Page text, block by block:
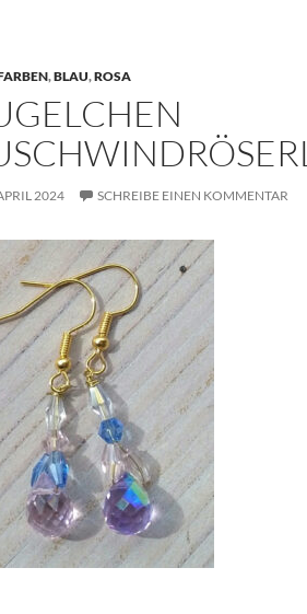
,BLAU,ROSA
2024 SCHREIBE EINEN KOMMENTAR